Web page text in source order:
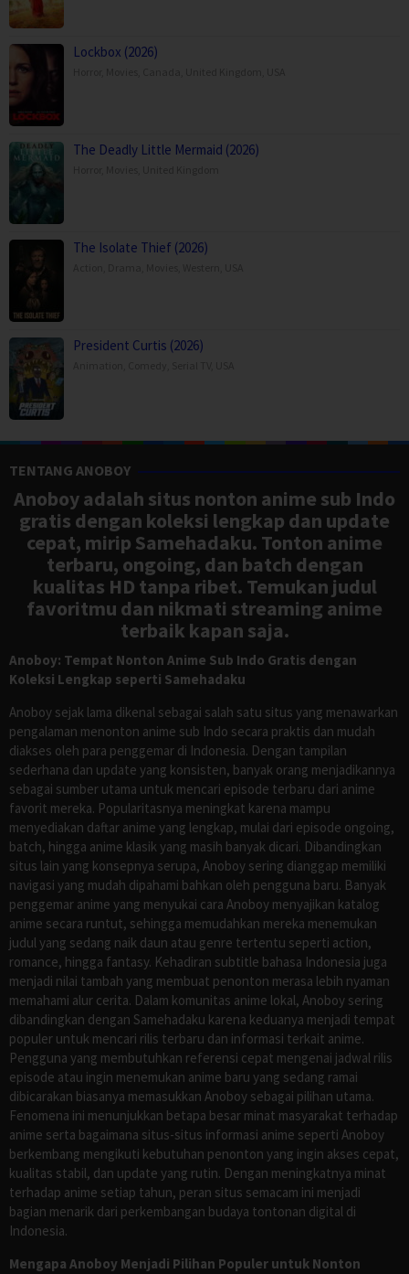
Lockbox (2026)
The Deadly Little Mermaid (2026)
The Isolate Thief (2026)
President Curtis (2026)
TENTANG ANOBOY
Anoboy adalah situs nonton anime sub Indo
gratis dengan koleksi lengkap dan update
cepat, mirip Samehadaku. Tonton anime
terbaru, ongoing, dan batch dengan
kualitas HD tanpa ribet. Temukan judul
favoritmu dan nikmati streaming anime
terbaik kapan saja.
Anoboy: Tempat Nonton Anime Sub Indo Gratis dengan
Koleksi Lengkap seperti Samehadaku
Anoboy sejak lama dikenal sebagai salah satu situs yang menawarkan
pengalaman menonton anime sub Indo secara praktis dan mudah
diakses oleh para penggemar di Indonesia. Dengan tampilan
sederhana dan update yang konsisten, banyak orang menjadikannya
sebagai sumber utama untuk mencari episode terbaru dari anime
favorit mereka. Popularitasnya meningkat karena mampu
menyediakan daftar anime yang lengkap, mulai dari episode ongoing,
batch, hingga anime klasik yang masih banyak dicari. Dibandingkan
situs lain yang konsepnya serupa, Anoboy sering dianggap memiliki
navigasi yang mudah dipahami bahkan oleh pengguna baru. Banyak
penggemar anime yang menyukai cara Anoboy menyajikan katalog
anime secara runtut, sehingga memudahkan mereka menemukan
judul yang sedang naik daun atau genre tertentu seperti action,
romance, hingga fantasy. Kehadiran subtitle bahasa Indonesia juga
menjadi nilai tambah yang membuat penonton merasa lebih nyaman
memahami alur cerita. Dalam komunitas anime lokal, Anoboy sering
dibandingkan dengan Samehadaku karena keduanya menjadi tempat
populer untuk mencari rilis terbaru dan informasi terkait anime.
Pengguna yang membutuhkan referensi cepat mengenai jadwal rilis
episode atau ingin menemukan anime baru yang sedang ramai
dibicarakan biasanya memasukkan Anoboy sebagai pilihan utama.
Fenomena ini menunjukkan betapa besar minat masyarakat terhadap
anime serta bagaimana situs-situs informasi anime seperti Anoboy
berkembang mengikuti kebutuhan penonton yang ingin akses cepat,
kualitas stabil, dan update yang rutin. Dengan meningkatnya minat
terhadap anime setiap tahun, peran situs semacam ini menjadi
bagian menarik dari perkembangan budaya tontonan digital di
Indonesia.
Mengapa Anoboy Menjadi Pilihan Populer untuk Nonton